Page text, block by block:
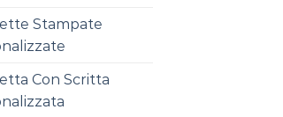
Stampate
Con Scritta